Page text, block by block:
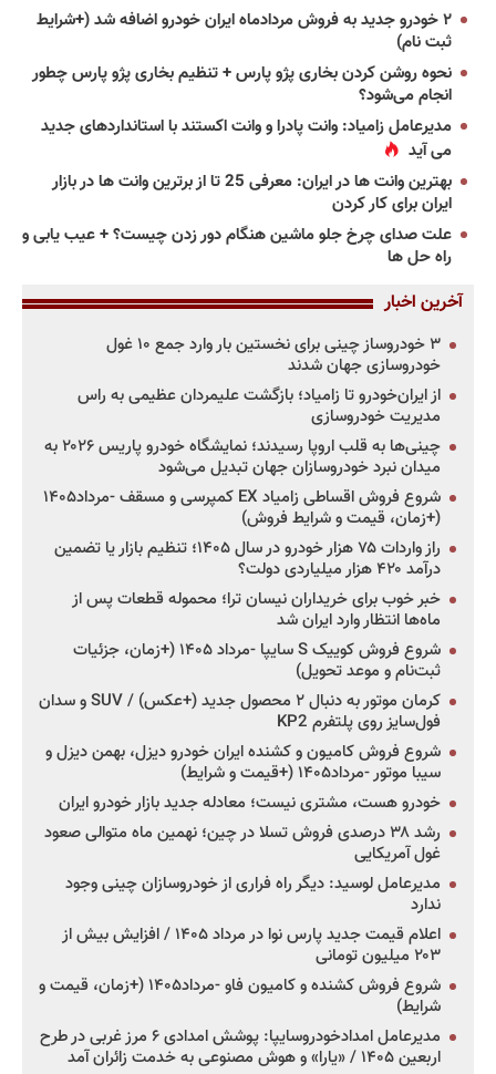
۲ خودرو جدید به فروش مردادماه ایران خودرو اضافه شد (+شرایط
ثبت نام)
نحوه روشن کردن بخاری پژو پارس + تنظیم بخاری پژو پارس چطور
انجام می‌شود؟
مدیرعامل زامیاد: وانت پادرا و وانت اکستند با استانداردهای جدید
می آید
بهترین وانت ها در ایران: معرفی 25 تا از برترین وانت ها در بازار
ایران برای کار کردن
علت صدای چرخ جلو ماشین هنگام دور زدن چیست؟ + عیب یابی و
راه حل ها
آخرین اخبار
۳ خودروساز چینی برای نخستین بار وارد جمع ۱۰ غول
خودروسازی جهان شدند
از ایران‌خودرو تا زامیاد؛ بازگشت علیمردان عظیمی به راس
مدیریت خودروسازی
چینی‌ها به قلب اروپا رسیدند؛ نمایشگاه خودرو پاریس ۲۰۲۶ به
میدان نبرد خودروسازان جهان تبدیل می‌شود
شروع فروش اقساطی زامیاد EX کمپرسی و مسقف -مرداد۱۴۰۵
(+زمان، قیمت و شرایط فروش)
راز واردات ۷۵ هزار خودرو در سال ۱۴۰۵؛ تنظیم بازار یا تضمین
درآمد ۴۲۰ هزار میلیاردی دولت؟
خبر خوب برای خریداران نیسان ترا؛ محموله قطعات پس از
ماه‌ها انتظار وارد ایران شد
شروع فروش کوییک S سایپا -مرداد ۱۴۰۵ (+زمان، جزئیات
ثبت‌نام و موعد تحویل)
کرمان موتور به دنبال ۲ محصول جدید (+عکس) / SUV و سدان
فول‌سایز روی پلتفرم KP2
شروع فروش کامیون و کشنده ایران خودرو دیزل، بهمن دیزل و
سیبا موتور -مرداد۱۴۰۵ (+قیمت و شرایط)
خودرو هست، مشتری نیست؛ معادله جدید بازار خودرو ایران
رشد ۳۸ درصدی فروش تسلا در چین؛ نهمین ماه متوالی صعود
غول آمریکایی
مدیرعامل لوسید: دیگر راه فراری از خودروسازان چینی وجود
ندارد
اعلام قیمت جدید پارس نوا در مرداد ۱۴۰۵ / افزایش بیش از
۲۰۳ میلیون تومانی
شروع فروش کشنده و کامیون فاو -مرداد۱۴۰۵ (+زمان، قیمت و
شرایط)
مدیرعامل امدادخودروسایپا: پوشش امدادی ۶ مرز غربی در طرح
اربعین ۱۴۰۵ / «یارا» و هوش مصنوعی به خدمت زائران آمد